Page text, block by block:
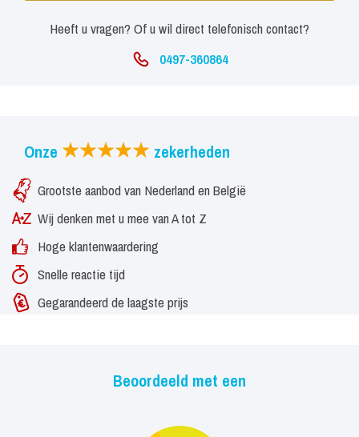
Heeft u vragen? Of u wil direct telefonisch contact?
0497-360864
Onze zekerheden
Grootste aanbod van Nederland en België
Wij denken met u mee van A tot Z
Hoge klantenwaardering
Snelle reactie tijd
Gegarandeerd de laagste prijs
Beoordeeld met een